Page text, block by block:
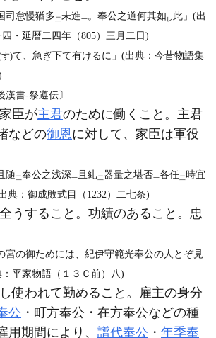
司怠慢猶多二未進一 。奉公之道何其如 レ 此」(出
・延暦二四年（805）三月二日)
す)て、急ぎ下て有けるに」(出典：今昔物語集
書‐祭遵伝〕
臣が主君のために働くこと。主君
などの御恩に対して、家臣は軍役
随二奉公之浅深一 且糺二器量之堪否一各任二時宜
典：御成敗式目（1232）二七条)
うすること。功績のあること。忠
宮の御ためには、紀伊守範光奉公の人とぞ見
平家物語（１３Ｃ前）八)
使われて勤めること。雇主の身分
公 ・町方奉公・在方奉公などの種
用期間により、 譜代奉公 ・ 年季奉